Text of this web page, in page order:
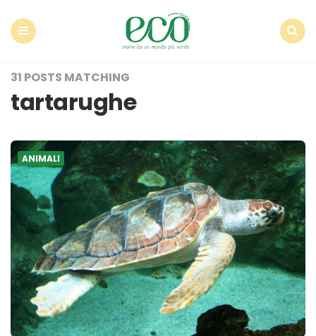
31 POSTS MATCHING
tartarughe
ANIMALI